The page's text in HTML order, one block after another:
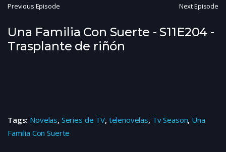
Previous Episode Next Episode
Una Familia Con Suerte - S11E204 -
Trasplante de riñón
Tags: Novelas, Series de TV, telenovelas, Tv Season, Una
Familia Con Suerte